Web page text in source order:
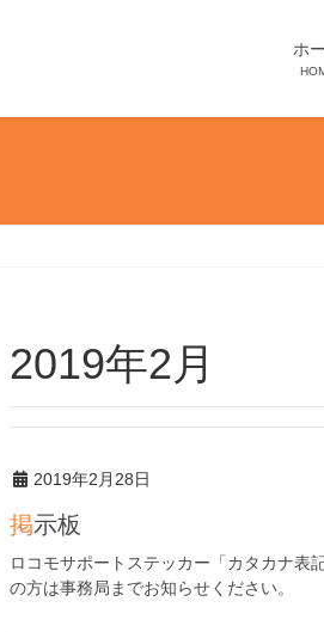
ホ
2019年2月
2019年2月28日
掲示板
ロコモサポートステッカー「カタカナ表
の方は事務局までお知らせください。